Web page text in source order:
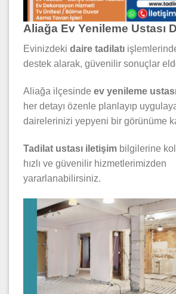
Aliağa Ev Yenileme Ustası
Evinizdeki daire tadilatı
destek alarak, güvenilir sonuçlar
Aliağa ilçesinde ev yenileme
her detayı özenle planlayıp
dairelerinizi yepyeni bir görünüme
Tadilat ustası iletişim bilgilerine
hızlı ve güvenilir hizmetlerimizden
yararlanabilirsiniz.